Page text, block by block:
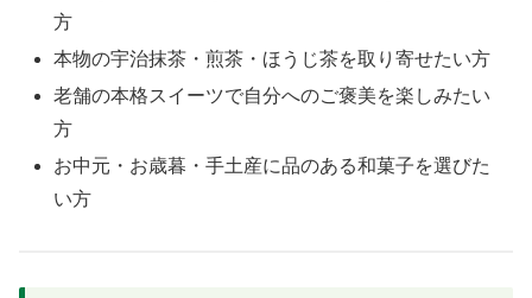
方
本物の宇治抹茶・煎茶・ほうじ茶を取り寄せたい方
老舗の本格スイーツで自分へのご褒美を楽しみたい
方
お中元・お歳暮・手土産に品のある和菓子を選びた
い方